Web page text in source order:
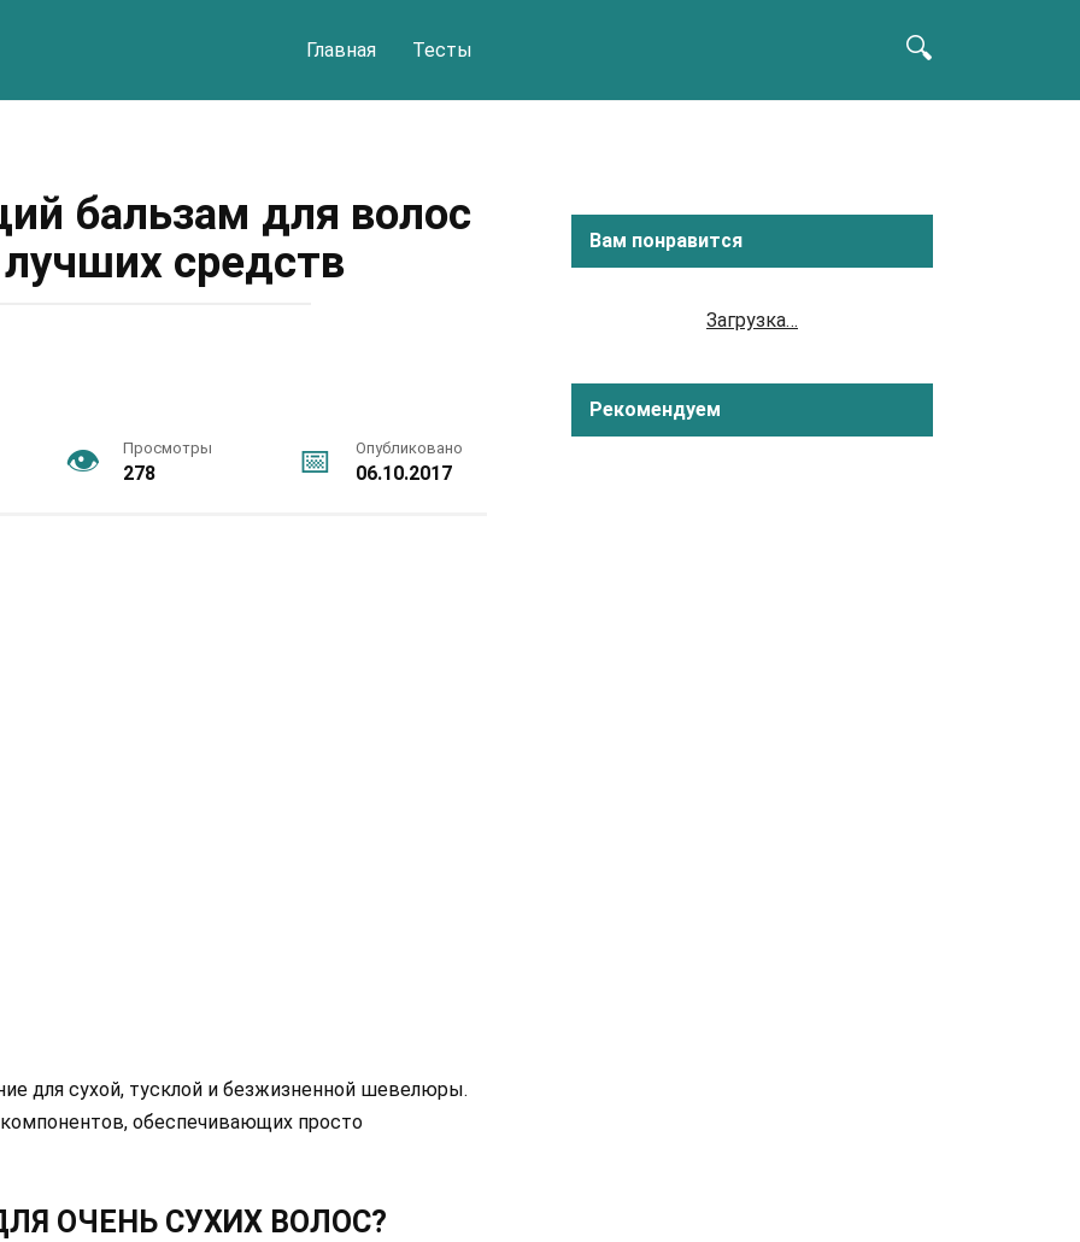
Главная Тесты
бальзам для волос
средств
Просмотры
278
Опубликовано
06.10.2017
для сухой, тусклой и безжизненной шевелюры.
обеспечивающих просто
ОЧЕНЬ СУХИХ ВОЛОС?
Вам понравится
Загрузка…
Рекомендуем